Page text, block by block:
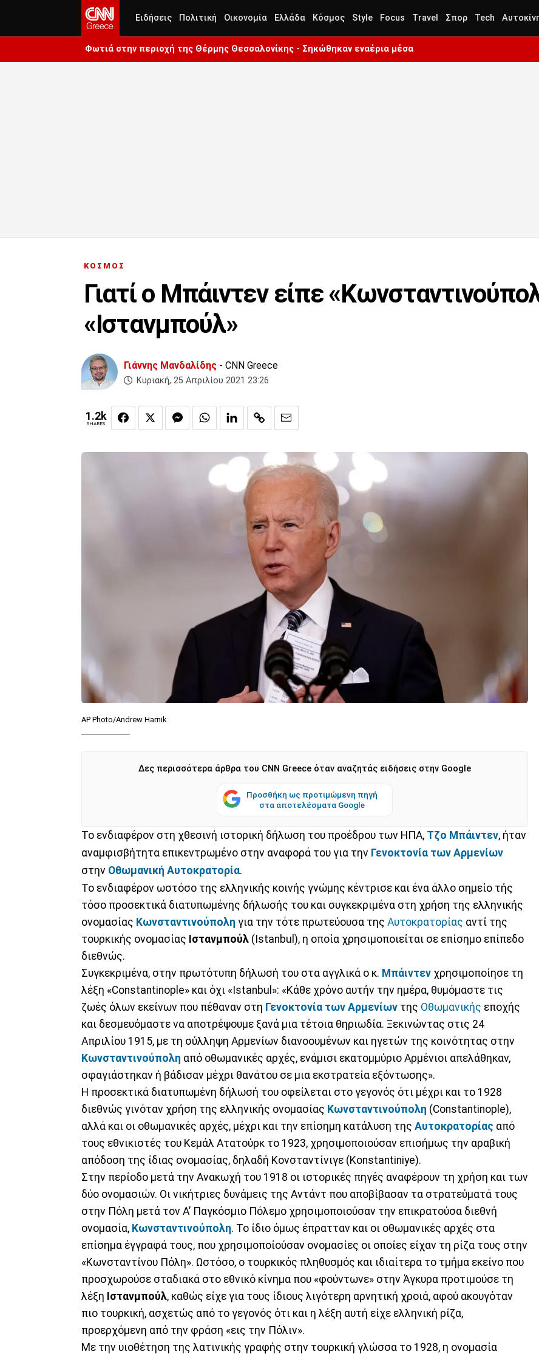
Ειδήσεις Πολιτική Οικονομία Ελλάδα Κόσμος Style Focus Travel Σπορ Tech
Φωτιά στην περιοχή της Θέρμης Θεσσαλονίκης - Σηκώθηκαν εναέρια μέσα
ΚΟΣΜΟΣ
Γιατί ο Μπάιντεν είπε
«Ιστανμπούλ»
Γιάννης Μανδαλίδης - CNN Greece
Κυριακή, 25 Απριλίου 2021 23:26
1.2k
SHARES
AP Photo/Andrew Harnik
Δες περισσότερα άρθρα του CNN Greece όταν αναζητάς ειδήσεις στην Google
Προσθήκη ως προτιμώμενη πηγή
στα αποτελέσματα Google
Το ενδιαφέρον στη χθεσινή ιστορική δήλωση του προέδρου των ΗΠΑ, Τζο Μπάιντεν, ήταν
αναμφισβήτητα επικεντρωμένο στην αναφορά του για την Γενοκτονία των Αρμενίων
στην Οθωμανική Αυτοκρατορία.
Το ενδιαφέρον ωστόσο της ελληνικής κοινής γνώμης κέντρισε και ένα άλλο σημείο τής
τόσο προσεκτικά διατυπωμένης δήλωσής του και συγκεκριμένα στη χρήση της ελληνικής
ονομασίας Κωνσταντινούπολη για την τότε πρωτεύουσα της Αυτοκρατορίας αντί της
τουρκικής ονομασίας Ιστανμπούλ (Istanbul), η οποία χρησιμοποιείται σε επίσημο επίπεδο
διεθνώς.
Συγκεκριμένα, στην πρωτότυπη δήλωσή του στα αγγλικά ο κ. Μπάιντεν χρησιμοποίησε τη
λέξη «Constantinople» και όχι «Istanbul»: «Κάθε χρόνο αυτήν την ημέρα, θυμόμαστε τις
ζωές όλων εκείνων που πέθαναν στη Γενοκτονία των Αρμενίων της Οθωμανικής εποχής
και δεσμευόμαστε να αποτρέψουμε ξανά μια τέτοια θηριωδία. Ξεκινώντας στις 24
Απριλίου 1915, με τη σύλληψη Αρμενίων διανοουμένων και ηγετών της κοινότητας στην
Κωνσταντινούπολη από οθωμανικές αρχές, ενάμισι εκατομμύριο Αρμένιοι απελάθηκαν,
σφαγιάστηκαν ή βάδισαν μέχρι θανάτου σε μια εκστρατεία εξόντωσης».
Η προσεκτικά διατυπωμένη δήλωσή του οφείλεται στο γεγονός ότι μέχρι και το 1928
διεθνώς γινόταν χρήση της ελληνικής ονομασίας Κωνσταντινούπολη (Constantinople),
αλλά και οι οθωμανικές αρχές, μέχρι και την επίσημη κατάλυση της Αυτοκρατορίας από
τους εθνικιστές του Κεμάλ Ατατούρκ το 1923, χρησιμοποιούσαν επισήμως την αραβική
απόδοση της ίδιας ονομασίας, δηλαδή Κονσταντίνιγε (Konstantiniye).
Στην περίοδο μετά την Ανακωχή του 1918 οι ιστορικές πηγές αναφέρουν τη χρήση και των
δύο ονομασιών. Οι νικήτριες δυνάμεις της Αντάντ που αποβίβασαν τα στρατεύματά τους
στην Πόλη μετά τον Α’ Παγκόσμιο Πόλεμο χρησιμοποιούσαν την επικρατούσα διεθνή
ονομασία, Κωνσταντινούπολη. Το ίδιο όμως έπρατταν και οι οθωμανικές αρχές στα
επίσημα έγγραφά τους, που χρησιμοποίούσαν ονομασίες οι οποίες είχαν τη ρίζα τους στην
«Κωνσταντίνου Πόλη». Ωστόσο, ο τουρκικός πληθυσμός και ιδιαίτερα το τμήμα εκείνο που
προσχωρούσε σταδιακά στο εθνικό κίνημα που «φούντωνε» στην Άγκυρα προτιμούσε τη
λέξη Ιστανμπούλ, καθώς είχε για τους ίδιους λιγότερη αρνητική χροιά, αφού ακουγόταν
πιο τουρκική, ασχετώς από το γεγονός ότι και η λέξη αυτή είχε ελληνική ρίζα,
προερχόμενη από την φράση «εις την Πόλιν».
Με την υιοθέτηση της λατινικής γραφής στην τουρκική γλώσσα το 1928, η ονομασία